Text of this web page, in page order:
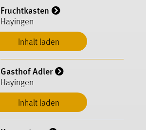
Inhalt laden
Fruchtkasten
Hayingen
Inhalt laden
Gasthof Adler
Hayingen